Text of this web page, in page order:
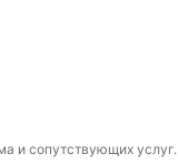
и сопутствующих услуг.